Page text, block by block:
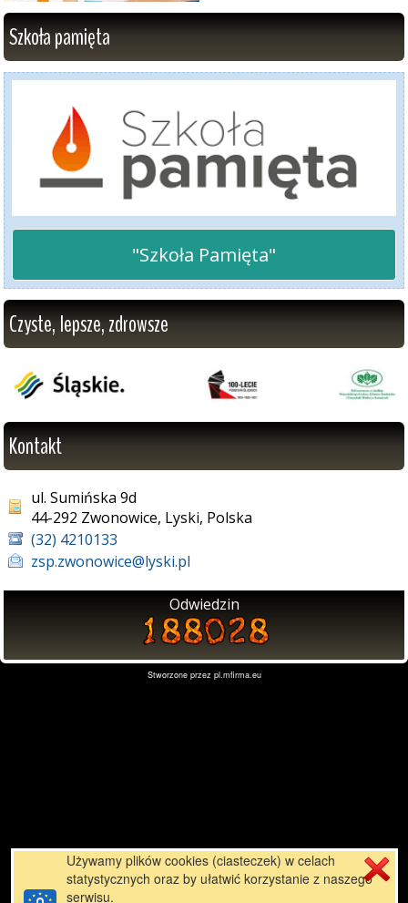
Szkoła pamięta
"Szkoła Pamięta"
Czyste, lepsze, zdrowsze
Kontakt
ul. Sumińska 9d
44-292 Zwonowice, Lyski, Polska
(32) 4210133
zsp.zwonowice@lyski.pl
Odwiedzin
Stworzone przez pl.mfirma.eu
Używamy plików cookies (ciasteczek) w celach
statystycznych oraz by ułatwić korzystanie z naszego
serwisu.